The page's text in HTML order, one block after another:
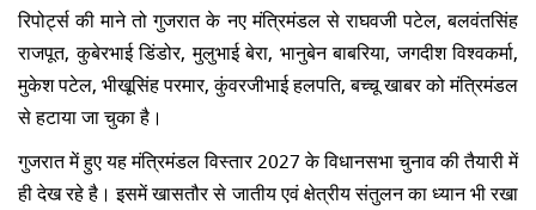
रिपोर्ट्स की माने तो गुजरात के नए मंत्रिमंडल से राघवजी पटेल, बलवंतसिंह
राजपूत, कुबेरभाई डिंडोर, मुलुभाई बेरा, भानुबेन बाबरिया, जगदीश विश्वकर्मा,
मुकेश पटेल, भीखूसिंह परमार, कुंवरजीभाई हलपति, बच्चू खाबर को मंत्रिमंडल
से हटाया जा चुका है।
गुजरात में हुए यह मंत्रिमंडल विस्तार 2027 के विधानसभा चुनाव की तैयारी में
ही देख रहे है। इसमें खासतौर से जातीय एवं क्षेत्रीय संतुलन का ध्यान भी रखा